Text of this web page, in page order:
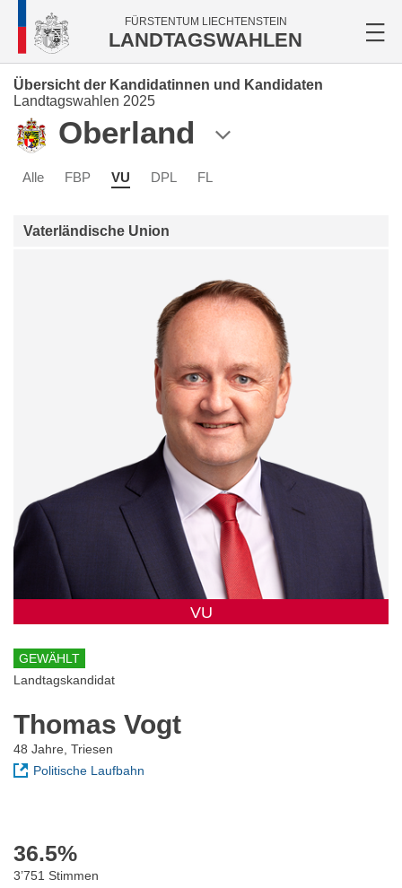
FÜRSTENTUM LIECHTENSTEIN
LANDTAGSWAHLEN
Übersicht der Kandidatinnen und Kandidaten
Landtagswahlen 2025
Oberland
Alle FBP VU DPL FL
Vaterländische Union
VU
GEWÄHLT
Landtagskandidat
Thomas Vogt
48 Jahre, Triesen
Politische Laufbahn
36.5%
3’751 Stimmen